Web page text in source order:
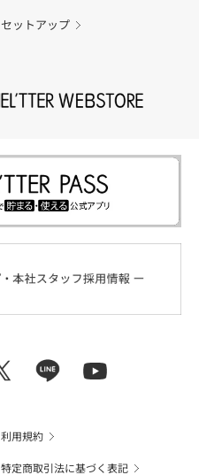
セットアップ
利用規約
特定商取引法に基づく表記